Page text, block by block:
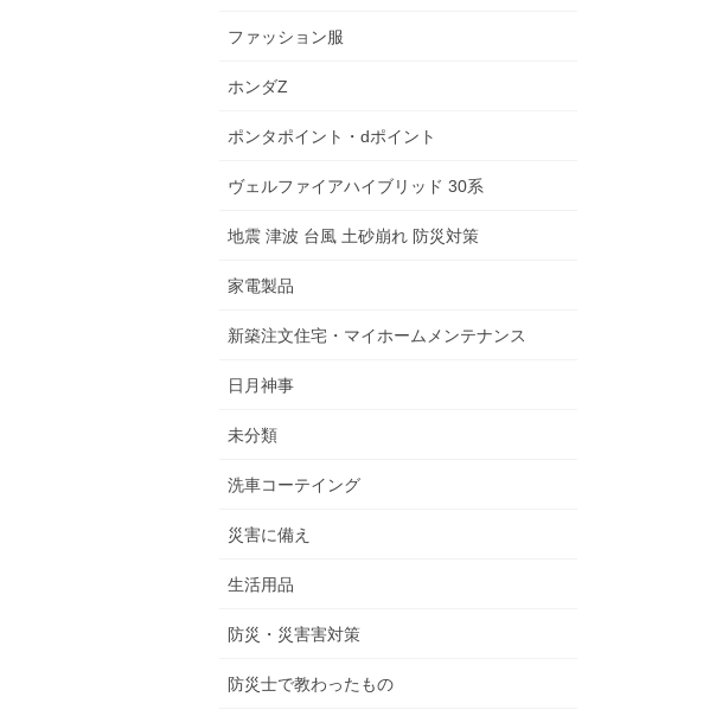
ファッション服
ホンダZ
ポンタポイント・dポイント
ヴェルファイアハイブリッド 30系
地震 津波 台風 土砂崩れ 防災対策
家電製品
新築注文住宅・マイホームメンテナンス
日月神事
未分類
洗車コーテイング
災害に備え
生活用品
防災・災害害対策
防災士で教わったもの